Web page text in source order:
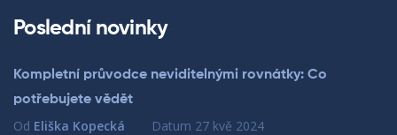
Poslední novinky
Kompletní průvodce neviditelnými rovnátky: Co
potřebujete vědět
Od Eliška Kopecká Datum 27 kvě 2024